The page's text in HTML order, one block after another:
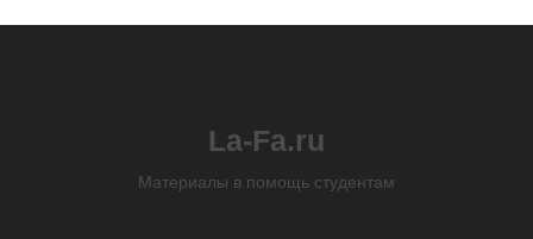
La-Fa.ru
Материалы в помощь студентам